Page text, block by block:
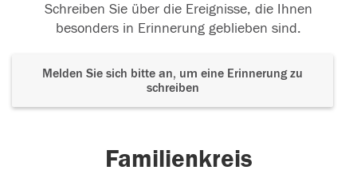
Schreiben Sie über die Ereignisse, die Ihnen
besonders in Erinnerung geblieben sind.
Melden Sie sich bitte an, um eine Erinnerung zu
schreiben
Familienkreis